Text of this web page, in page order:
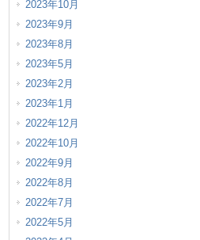
2023年10月
2023年9月
2023年8月
2023年5月
2023年2月
2023年1月
2022年12月
2022年10月
2022年9月
2022年8月
2022年7月
2022年5月